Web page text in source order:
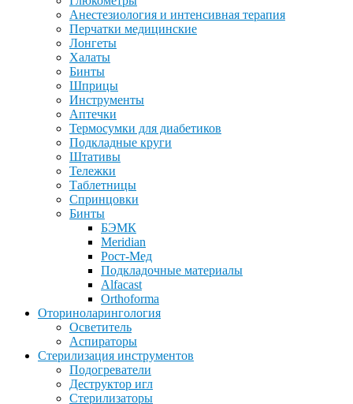
Анестезиология и интенсивная терапия
Перчатки медицинские
Лонгеты
Халаты
Бинты
Шприцы
Инструменты
Аптечки
Термосумки для диабетиков
Подкладные круги
Штативы
Тележки
Таблетницы
Спринцовки
Бинты
БЭМК
Meridian
Рост-Мед
Подкладочные материалы
Alfacast
Orthoforma
Оториноларингология
Осветитель
Аспираторы
Стерилизация инструментов
Подогреватели
Деструктор игл
Стерилизаторы